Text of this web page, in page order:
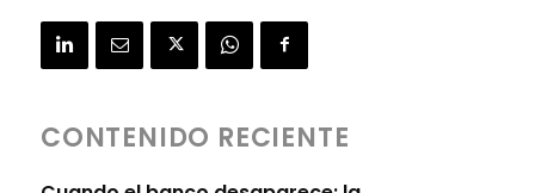
CONTENIDO RECIENTE